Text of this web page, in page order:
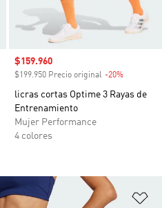
Precio de venta
$159.960
$199.950 Precio original -20%
licras cortas Optime 3 Rayas de
Entrenamiento
Mujer Performance
4 colores